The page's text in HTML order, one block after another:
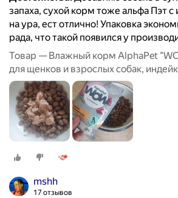
запаха, сухой корм тоже альфа Пэт
на ура, ест отлично! Упаковка
рада, что такой появился у
Товар — Влажный корм AlphaPet
для щенков и взрослых собак,
mshh
17 отзывов